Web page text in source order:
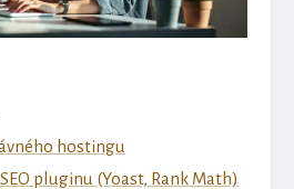
hostingu
pluginu (Yoast, Rank Math)